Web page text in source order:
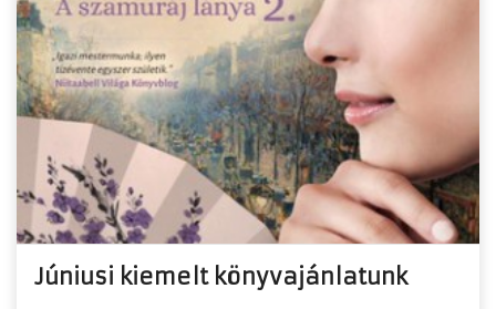
Júniusi kiemelt könyvajánlatunk